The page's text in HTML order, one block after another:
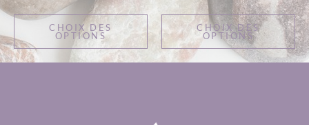
CHOIX DES
OPTIONS
CHOIX DES
OPTIONS